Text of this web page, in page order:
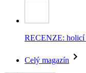
RECENZE: holicí
Celý magazín